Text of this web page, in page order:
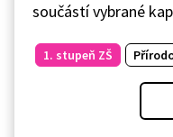
součástí vybrané
1. stupeň ZŠ